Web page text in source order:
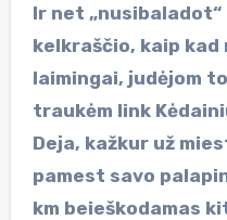
Ir net
kelkraščio, kaip
laimingai, judėjom
traukėm link
Deja, kažkur už
pamest savo
km beieškodamas